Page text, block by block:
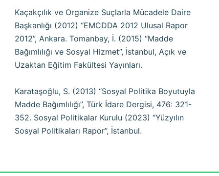
Kaçakçılık ve Organize Suçlarla Mücadele Daire
Başkanlığı (2012) “EMCDDA 2012 Ulusal Rapor
2012”, Ankara. Tomanbay, İ. (2015) “Madde
Bağımlılığı ve Sosyal Hizmet”, İstanbul, Açık ve
Uzaktan Eğitim Fakültesi Yayınları.
Karataşoğlu, S. (2013) “Sosyal Politika Boyutuyla
Madde Bağımlılığı”, Türk İdare Dergisi, 476: 321-
352. Sosyal Politikalar Kurulu (2023) “Yüzyılın
Sosyal Politikaları Rapor”, İstanbul.